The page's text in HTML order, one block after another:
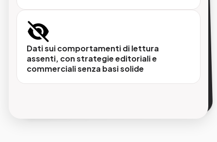
Distribuzione oltre i confini geografici
Il digitale abbatte i limiti della diffusione fisica,
raggiungendo lettori in tutta Italia e all'estero
— emigrati, appassionati di territorio, ex
Dati sui comportamenti di lettura
assenti, con strategie editoriali e
commerciali senza basi solide